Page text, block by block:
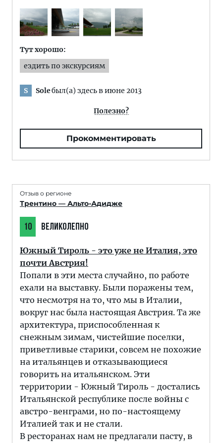
Тут хорошо:
ездить по экскурсиям
S Soleбыл(а) здесь в июне 2013
Полезно?
Прокомментировать
Отзыв о регионе
Трентино — Альто-Адидже
10 ВЕЛИКОЛЕПНО
Южный Тироль - это уже не Италия, это
почти Австрия!
Попали в эти места случайно, по работе
ехали на выставку. Были поражены тем,
что несмотря на то, что мы в Италии,
вокруг нас была настоящая Австрия. Та же
архитектура, приспособленная к
снежным зимам, чистейшие поселки,
приветливые старики, совсем не похожие
на итальянцев и отказывающиеся
говорить на итальянском. Эти
территории - Южный Тироль - достались
Итальянской республике после войны с
австро-венграми, но по-настоящему
Италией так и не стали.
В ресторанах нам не предлагали пасту, в